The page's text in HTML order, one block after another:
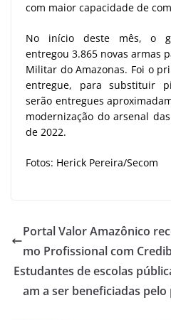
com maior capacidade de
No início deste mês, o
entregou 3.865 novas armas
Militar do Amazonas. Foi o
entregue, para substituir
serão entregues
modernização do arsenal
de 2022.
Fotos: Herick Pereira/Secom
Portal Valor Amazônico
mo Profissional com
Estudantes de escolas
am a ser beneficiadas